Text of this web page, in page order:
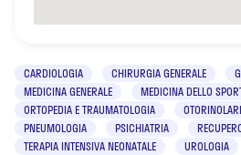
CARDIOLOGIA CHIRURGIA GENERALE
MEDICINA GENERALE
MEDICINA DELLO
ORTOPEDIA E TRAUMATOLOGIA
PNEUMOLOGIA
PSICHIATRIA
TERAPIA INTENSIVA NEONATALE
UROLOGIA